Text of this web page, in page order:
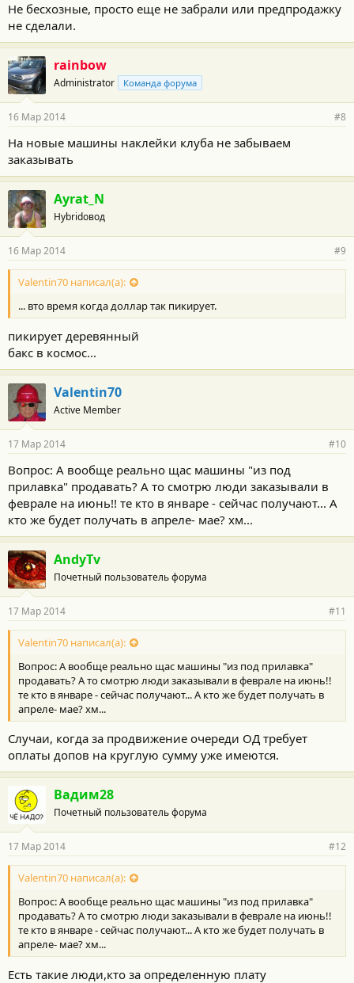
Не бесхозные, просто еще не забрали или предпродажку
не сделали.
rainbow
Administrator Команда форума
16 Мар 2014 #8
На новые машины наклейки клуба не забываем
заказывать
Ayrat_N
Hybridовод
16 Мар 2014 #9
Valentin70 написал(а):
... вто время когда доллар так пикирует.
пикирует деревянный
бакс в космос...
Valentin70
Active Member
17 Мар 2014 #10
Вопрос: А вообще реально щас машины "из под
прилавка" продавать? А то смотрю люди заказывали в
феврале на июнь!! те кто в январе - сейчас получают... А
кто же будет получать в апреле- мае? хм...
AndyTv
Почетный пользователь форума
17 Мар 2014 #11
Valentin70 написал(а):
Вопрос: А вообще реально щас машины "из под прилавка"
продавать? А то смотрю люди заказывали в феврале на июнь!!
те кто в январе - сейчас получают... А кто же будет получать в
апреле- мае? хм...
Случаи, когда за продвижение очереди ОД требует
оплаты допов на круглую сумму уже имеются.
Вадим28
Почетный пользователь форума
17 Мар 2014 #12
Valentin70 написал(а):
Вопрос: А вообще реально щас машины "из под прилавка"
продавать? А то смотрю люди заказывали в феврале на июнь!!
те кто в январе - сейчас получают... А кто же будет получать в
апреле- мае? хм...
Есть такие люди,кто за определенную плату